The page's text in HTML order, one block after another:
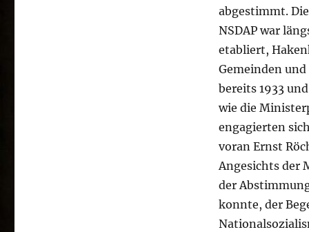
abgestimmt.
NSDAPwar
etabliert,
Gemeinden
bereits 1933
wie die
engagierten
voran Ernst
Angesichts der
der
konnte, der